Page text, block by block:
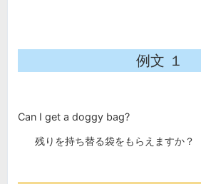
例文 １
Can I get a doggy bag?
残りを持ち替る袋をもらえますか？